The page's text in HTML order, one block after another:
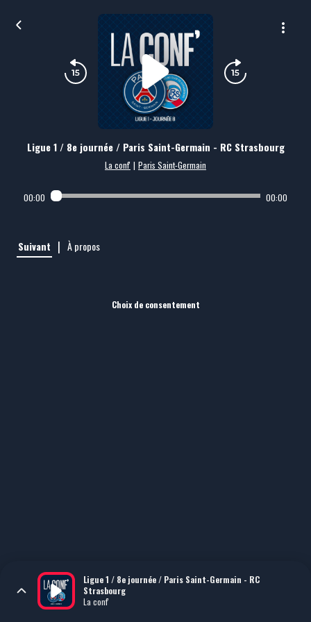
Ligue 1 / 8e journée / Paris Saint-Germain - RC Strasbourg
La conf' | Paris Saint-Germain
00:00 00:00
Suivant | À propos
Choix de consentement
Ligue 1 / 8e journée / Paris Saint-Germain - RC
Strasbourg
La conf'